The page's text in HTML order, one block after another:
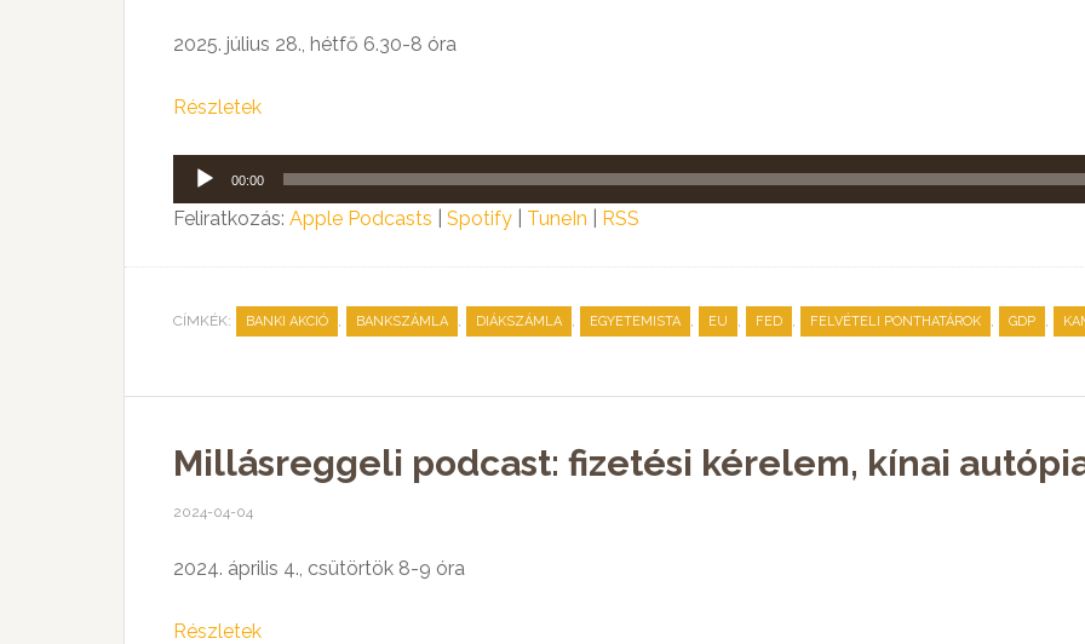
2025. július 28., hétfő 6.30-8 óra
Részletek
Audió
lejátszó
00:00
Feliratkozás: Apple Podcasts Spotify TuneIn RSS
CÍMKÉK: BANKI AKCIÓ , BANKSZÁMLA , DIÁKSZÁMLA , EGYETEMISTA , EU , FED , FELVÉTELI PONTHATÁROK , GDP ,
Millásreggeli podcast: fizetési kérelem, kínai
2024-04-04
2024. április 4., csütörtök 8-9 óra
Részletek